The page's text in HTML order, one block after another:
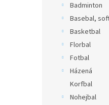
Badminton
Basebal,
Basketbal
Florbal
Fotbal
Házená
Korfbal
Nohejbal